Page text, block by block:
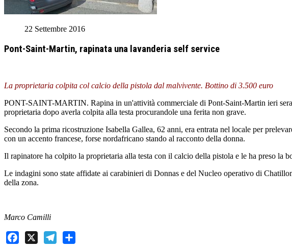
22 Settembre 2016
Pont-Saint-Martin, rapinata una lavanderia self service
La proprietaria colpita col calcio della pistola dal malvivente. Bottino di 3.500 euro
PONT-SAINT-MARTIN. Rapina in un'attività commerciale di Pont-Saint-Martin ieri
proprietaria dopo averla colpita alla testa procurandole una ferita non grave.
Secondo la prima ricostruzione Isabella Gallea, 62 anni, era entrata nel locale per
con un accento francese, forse nordafricano stando al racconto della donna.
Il rapinatore ha colpito la proprietaria alla testa con il calcio della pistola e le ha preso la
Le indagini sono state affidate ai carabinieri di Donnas e del Nucleo operativo di
della zona.
Marco Camilli